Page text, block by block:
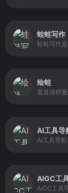
蛙蛙写作
绘蛙
AI工具导
AIGC工